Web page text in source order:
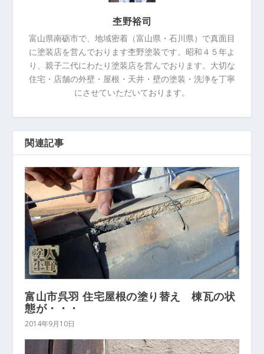
杢野裕司
富山県南砺市で、地域密着（富山県・石川県）で真面目
に塗装店を営んでおります杢野塗装です。昭和４５年よ
り、親子二代にわたり塗装店を営んでおります。大切な
住宅・店舗の外壁・屋根・天井・壁の塗装・洗浄を丁寧
にさせていただいております。
関連記事
富山市呉羽 住宅屋根の塗り替え 棟瓦の状
態が・・・
2014年9月10日